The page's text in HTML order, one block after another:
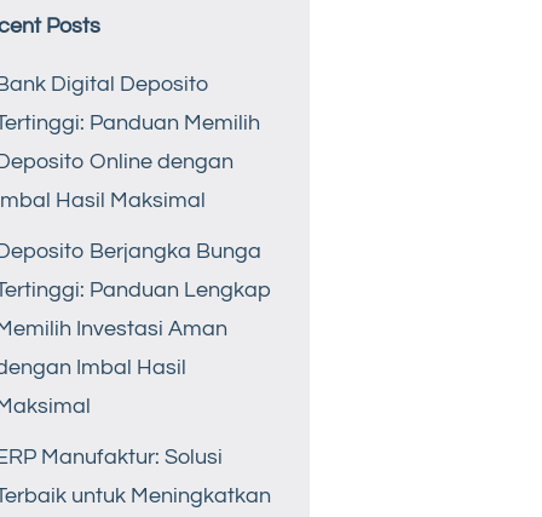
Posts
Digital Deposito
Panduan Memilih
Online dengan
Hasil Maksimal
Berjangka Bunga
Panduan Lengkap
Investasi Aman
Imbal Hasil
Manufaktur: Solusi
untuk Meningkatkan